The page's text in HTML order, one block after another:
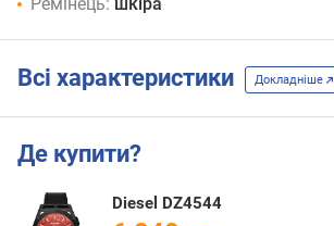
Ремінець: шкіра
Всі характеристики Докладніше
Де купити?
Diesel DZ4544